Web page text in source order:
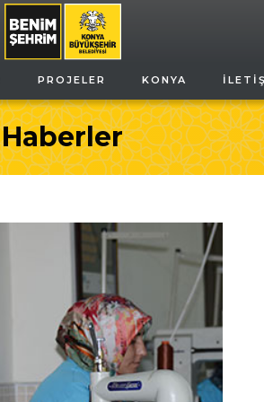
PROJELER KONYA
Haberler